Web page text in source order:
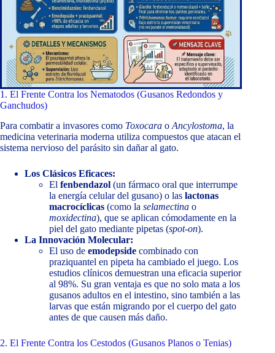
1. El Frente Contra los Nematodos (Gusanos Redondos y
Ganchudos)
Para combatir a invasores como Toxocara o Ancylostoma, la
medicina veterinaria moderna utiliza compuestos que atacan el
sistema nervioso del parásito sin dañar al gato.
Los Clásicos Eficaces:
El fenbendazol (un fármaco oral que interrumpe
la energía celular del gusano) o las lactonas
macrocíclicas (como la selamectina o
moxidectina), que se aplican cómodamente en la
piel del gato mediante pipetas (spot-on).
La Innovación Molecular:
El uso de emodepside combinado con
praziquantel en pipeta ha cambiado el juego. Los
estudios clínicos demuestran una eficacia superior
al 98%. Su gran ventaja es que no solo mata a los
gusanos adultos en el intestino, sino también a las
larvas que están migrando por el cuerpo del gato
antes de que causen más daño.
2. El Frente Contra los Cestodos (Gusanos Planos o Tenias)